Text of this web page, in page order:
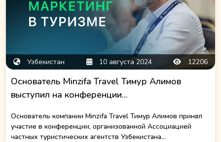
Узбекистан 10 августа 2024 12206
Основатель Minzifa Travel Тимур Алимов
выступил на конференции...
Основатель компании Minzifa Travel Тимур Алимов принял
участие в конференции, организованной Ассоциацией
частных туристических агентств Узбекистана...